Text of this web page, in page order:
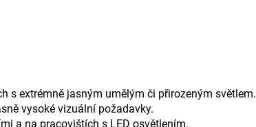
s extrémně jasným umělým či přirozeným světlem.
vysoké vizuální požadavky.
a na pracovištích s LED osvětlením.